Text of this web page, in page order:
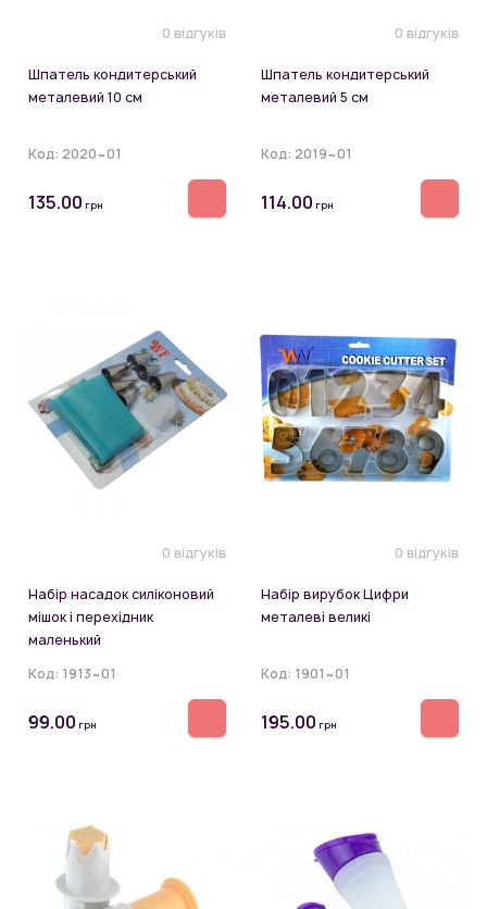
0 відгуків
Шпатель кондитерський
металевий 10 см
Код: 2020~01
135.00 грн
0 відгуків
Шпатель кондитерський
металевий 5 см
Код: 2019~01
114.00 грн
0 відгуків
Набір насадок силіконовий
мішок і перехідник
маленький
Код: 1913~01
99.00 грн
0 відгуків
Набір вирубок Цифри
металеві великі
Код: 1901~01
195.00 грн